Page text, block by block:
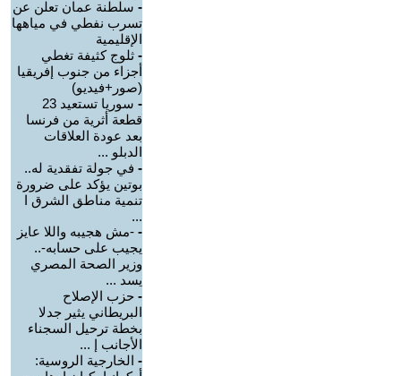
- سلطنة عمان تعلن عن
تسرب نفطي في مياهها
الإقليمية
- ثلوج كثيفة تغطي
أجزاء من جنوب إفريقيا
(صور+فيديو)
-
سوريا تستعيد 23
قطعة أثرية من فرنسا
بعد عودة العلاقات
الدبلو ...
- في جولة تفقدية له..
بوتين يؤكد على ضرورة
تنمية مناطق الشرق ا
...
- -مش هجيبه واللا عايز
يجيب على حسابه-..
وزير الصحة المصري
يسد ...
- حزب الإصلاح
البريطاني يثير جدلا
بخطة ترحيل السجناء
الأجانب إ ...
- الخارجية الروسية: